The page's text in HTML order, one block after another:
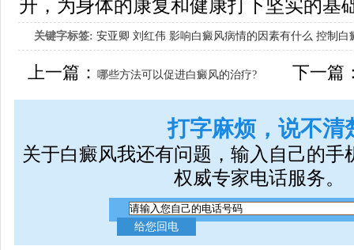
升，为身体的康复和健康打下坚实的基
关键字标签: 安亚卿 刘红伟 影响白癜风病情的因素有什么 控制白
女生应该如何治疗呢
上一篇：哪些方法可以促进白癜风的治疗? 下一篇
打字麻烦，说不清
关于白癜风我还有问题，输入自己的手
权威专家电话服务。